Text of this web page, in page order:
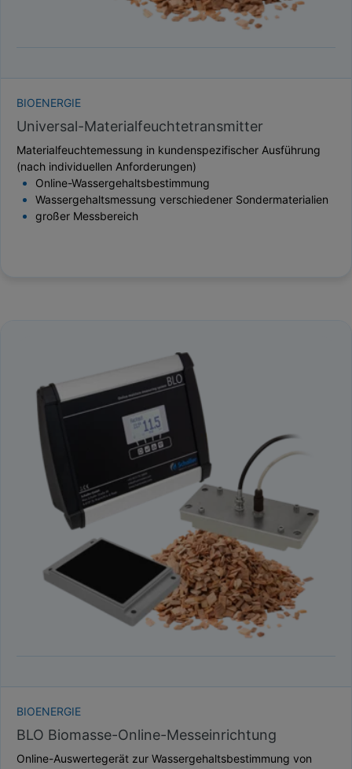
BIOENERGIE
Universal-Materialfeuchtetransmitter
Materialfeuchtemessung in kundenspezifischer Ausführung
(nach individuellen Anforderungen)
Online-Wassergehaltsbestimmung
Wassergehaltsmessung verschiedener Sondermaterialien
großer Messbereich
BIOENERGIE
BLO Biomasse-Online-Messeinrichtung
Online-Auswertegerät zur Wassergehaltsbestimmung von